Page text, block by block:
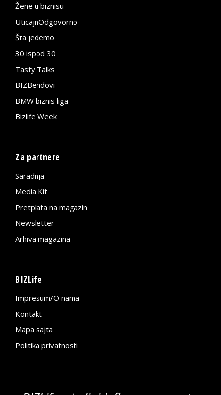
Žene u biznisu
UticajnOdgovorno
Šta jedemo
30 ispod 30
Tasty Talks
BIZBendovi
BMW biznis liga
Bizlife Week
Za partnere
Saradnja
Media Kit
Pretplata na magazin
Newsletter
Arhiva magazina
BIZLife
Impresum/O nama
Kontakt
Mapa sajta
Politika privatnosti